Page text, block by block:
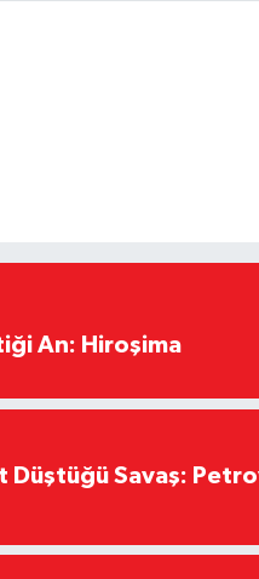
An: Hiroşima
Düştüğü Savaş: